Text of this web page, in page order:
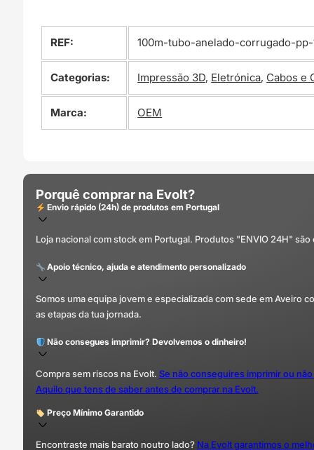
REF: 100m-tubo-anelado-corrugado-
Categorias: Impressão 3D, Eletrónica,Cabos e
Marca: OEM
Porquê comprar na Evolt?
Envio rápido (24h) de produtos em Portugal
Loja nacional com stock em Portugal. Produtos "ENVIO 24H"
Apoio técnico, ajuda e atendimento personalizado
Somos uma equipa jovem e especializada com sede em Aveiro
as etapas da tua jornada.
Não consegues imprimir? Devolvemos o dinheiro!
Compra sem riscos na Evolt. Se não conseguires imprimir ou
Aquilo que tens de saber antes de comprar na Evolt.
Preço Mínimo Garantido
Encontraste mais barato noutro lado? Na Evolt garantimos o